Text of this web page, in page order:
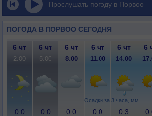
Прослушать погоду в Порвоо
ПОГОДА В ПОРВОО СЕГОДНЯ
Осадки за 3 часа, мм
6 чт 6 чт 6 чт 6 чт 6 чт 6
2:00 5:00 8:00 11:00 14:00
0.0 0.0 0.0 0.0 0.3